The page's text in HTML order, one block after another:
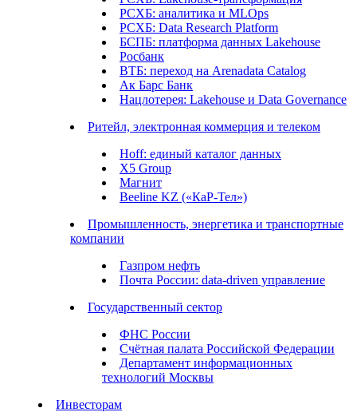
РСХБ: аналитика и MLOps
РСХБ: Data Research Platform
БСПБ: платформа данных Lakehouse
Росбанк
ВТБ: переход на Arenadata Catalog
Ак Барс Банк
Нацлотерея: Lakehouse и Data Governance
Ритейл, электронная коммерция и телеком
Hoff: единый каталог данных
X5 Group
Магнит
Beeline KZ («КаР-Тел»)
Промышленность, энергетика и транспортные
компании
Газпром нефть
Почта России: data-driven управление
Государственный сектор
ФНС России
Счётная палата Российской Федерации
Департамент информационных
технологий Москвы
Инвесторам